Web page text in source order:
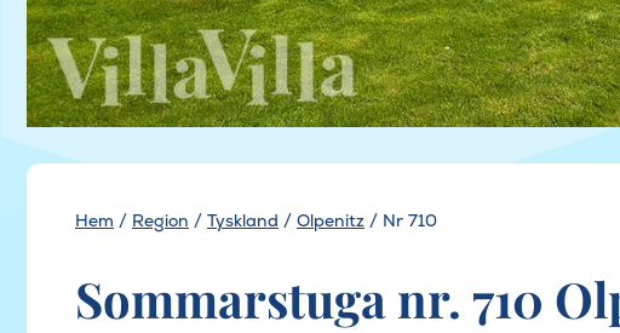
Hem / Region / Tyskland / Olpenitz / Nr 710
Sommarstuga nr. 710